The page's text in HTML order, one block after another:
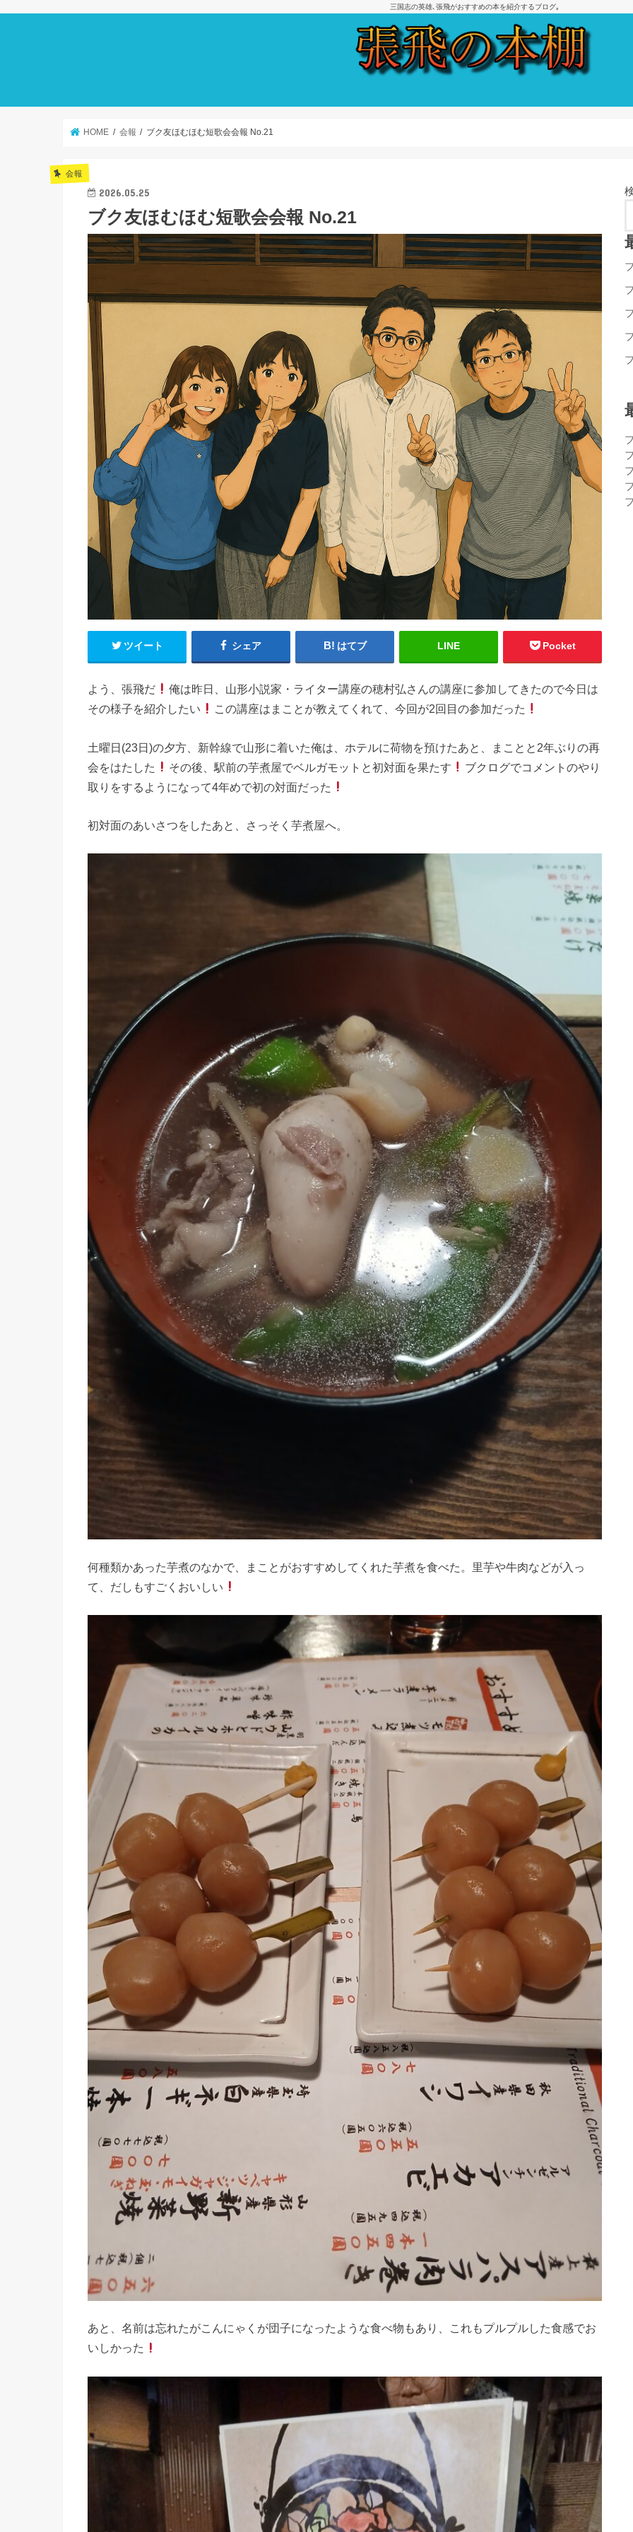
三国志の英雄､張飛がおすすめの本を紹介するブログ｡
HOME 会報 ブク友ほむほむ短歌会会報 No.21
会報
2026.05.25
ブク友ほむほむ短歌会会報 No.21
ツイート シェア はてブ LINE Pocket
よう、張飛だ
俺は昨日、山形小説家・ライター講座の穂村弘さんの講座に参加してきたので今日は
その様子を紹介したい
この講座はまことが教えてくれて、今回が2回目の参加だった
土曜日(23日)の夕方、新幹線で山形に着いた俺は、ホテルに荷物を預けたあと、まことと2年ぶりの再
会をはたした
その後、駅前の芋煮屋でベルガモットと初対面を果たす
ブクログでコメントのやり
取りをするようになって4年めで初の対面だった
初対面のあいさつをしたあと、さっそく芋煮屋へ。
何種類かあった芋煮のなかで、まことがおすすめしてくれた芋煮を食べた。里芋や牛肉などが入っ
て、だしもすごくおいしい
あと、名前は忘れたがこんにゃくが団子になったような食べ物もあり、これもプルプルした食感でお
いしかった